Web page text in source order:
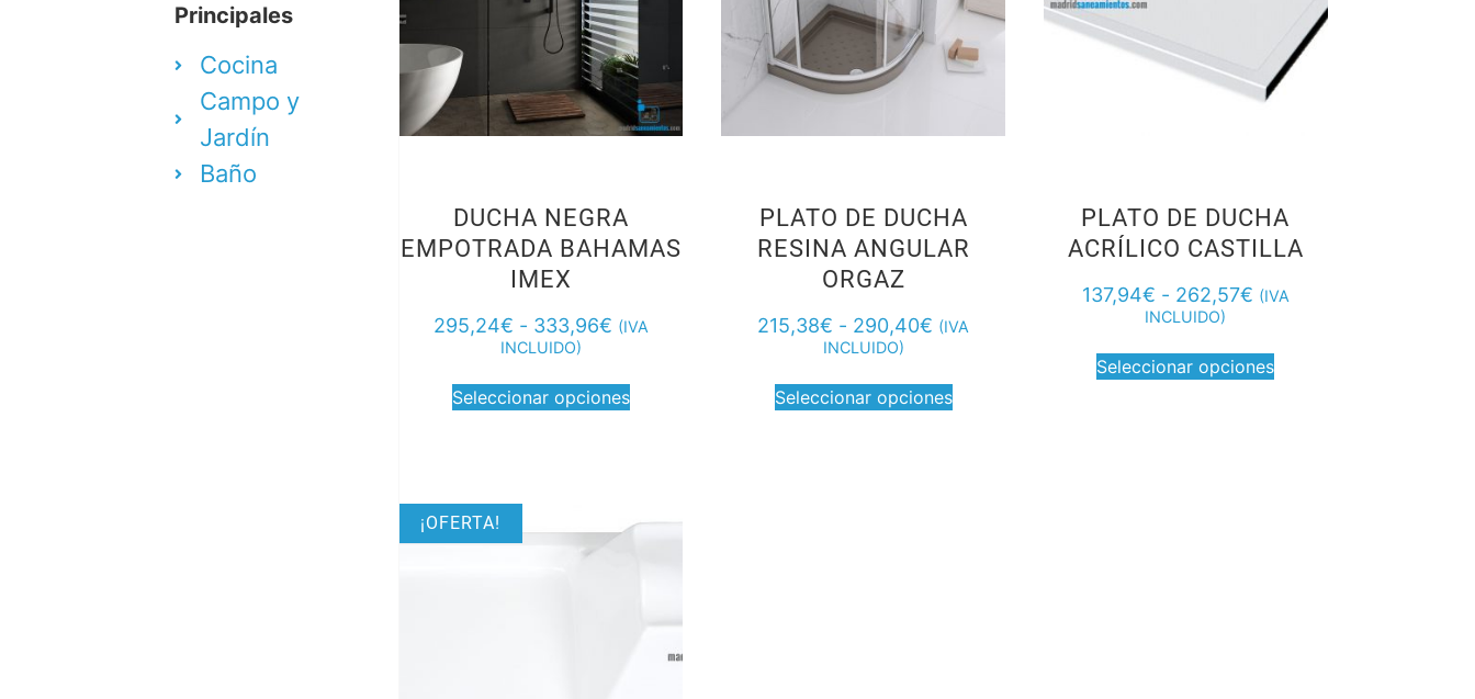
Principales
Cocina
Campo y
Jardín
Baño
DUCHA NEGRA
EMPOTRADA BAHAMAS
IMEX
295,24€ - 333,96€ (IVA
INCLUIDO)
Seleccionar opciones
PLATO DE DUCHA
RESINA ANGULAR
ORGAZ
215,38€ - 290,40€ (IVA
INCLUIDO)
Seleccionar opciones
PLATO DE DUCHA
ACRÍLICO CASTILLA
137,94€ - 262,57€ (IVA
INCLUIDO)
Seleccionar opciones
¡OFERTA!